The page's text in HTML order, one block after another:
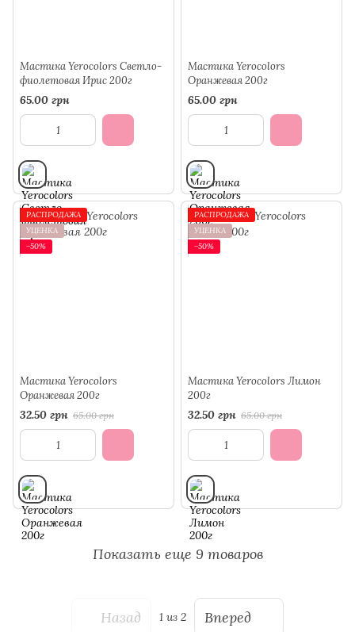
Мастика Yerocolors Светло-
фиолетовая Ирис 200г
65.00 грн
Мастика Yerocolors
Оранжевая 200г
65.00 грн
РАСПРОДАЖА
УЦЕНКА
−50%
Мастика Yerocolors
Оранжевая 200г
32.50 грн 65.00 грн
РАСПРОДАЖА
УЦЕНКА
−50%
Мастика Yerocolors Лимон
200г
32.50 грн 65.00 грн
Показать еще 9 товаров
Назад 1 из 2 Вперед